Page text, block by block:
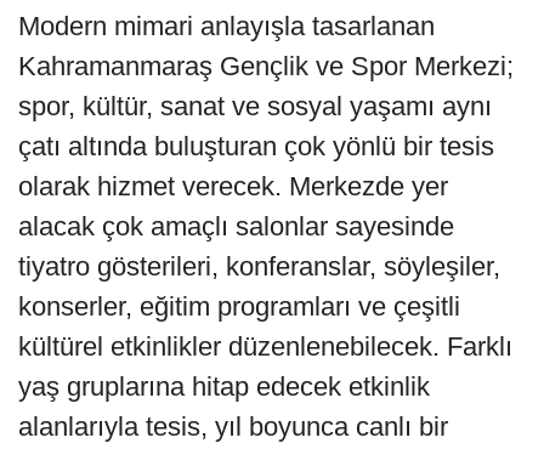
Modern mimari anlayışla tasarlanan
Kahramanmaraş Gençlik ve Spor Merkezi;
spor, kültür, sanat ve sosyal yaşamı aynı
çatı altında buluşturan çok yönlü bir tesis
olarak hizmet verecek. Merkezde yer
alacak çok amaçlı salonlar sayesinde
tiyatro gösterileri, konferanslar, söyleşiler,
konserler, eğitim programları ve çeşitli
kültürel etkinlikler düzenlenebilecek. Farklı
yaş gruplarına hitap edecek etkinlik
alanlarıyla tesis, yıl boyunca canlı bir